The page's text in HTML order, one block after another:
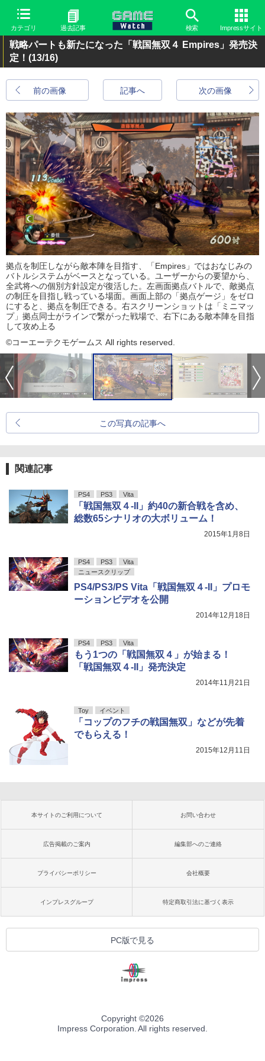
カテゴリ 過去記事 検索 Impressサイト
戦略パートも新たになった「戦国無双４ Empires」発売決
定！ (13/16)
前の画像 次の画像
記事へ
拠点を制圧しながら敵本陣を目指す、「Empires」ではおなじみの
バトルシステムがベースとなっている。ユーザーからの要望から、
全武将への個別方針設定が復活した。左画面拠点バトルで、敵拠点
の制圧を目指し戦っている場面。画面上部の「拠点ゲージ」をゼロ
にすると、拠点を制圧できる。右スクリーンショットは「ミニマッ
プ」拠点同士がラインで繋がった戦場で、右下にある敵本陣を目指
して攻め上る
©コーエーテクモゲームス All rights reserved.
この写真の記事へ
関連記事
PS4 PS3 Vita
「戦国無双４-II」約40の新合戦を含め、
総数65シナリオの大ボリューム！
2015年1月8日
PS4 PS3
Vita
ニュースクリップ
PS4/PS3/PS Vita「戦国無双４-II」プロモ
ーションビデオを公開
2014年12月18日
PS4 PS3 Vita
もう1つの「戦国無双４」が始まる！
「戦国無双４-II」発売決定
2014年11月21日
Toy イベント
「コップのフチの戦国無双」などが先着
でもらえる！
2015年12月11日
本サイトのご利用について お問い合わせ
広告掲載のご案内 編集部へのご連絡
プライバシーポリシー 会社概要
インプレスグループ 特定商取引法に基づく表示
PC版で見る
Copyright ©2026
Impress Corporation. All rights reserved.